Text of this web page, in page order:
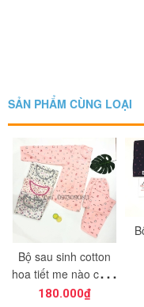
SẢN PHẨM CÙNG LOẠI
Bộ sau sinh cotton
họa tiết mẹ nào cũng
cần có
180.000₫